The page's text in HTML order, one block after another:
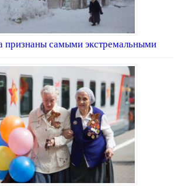
признаны самыми экстремальными